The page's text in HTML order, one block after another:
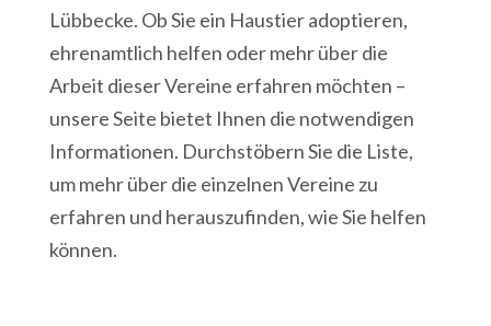
Lübbecke. Ob Sie ein Haustier adoptieren,
ehrenamtlich helfen oder mehr über die
Arbeit dieser Vereine erfahren möchten –
unsere Seite bietet Ihnen die notwendigen
Informationen. Durchstöbern Sie die Liste,
um mehr über die einzelnen Vereine zu
erfahren und herauszufinden, wie Sie helfen
können.